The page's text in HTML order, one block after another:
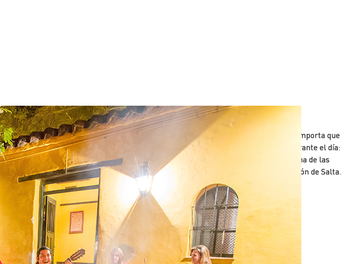
Peñas
La noche salteña es una caja de sorpresas. No importa que
hayamos realizado paseos extensos y vitales durante el día:
jamás se deja de salir a cenar y presenciar alguna de las
peñas que ofrecen lo más auténtico de la tradición de Salta.